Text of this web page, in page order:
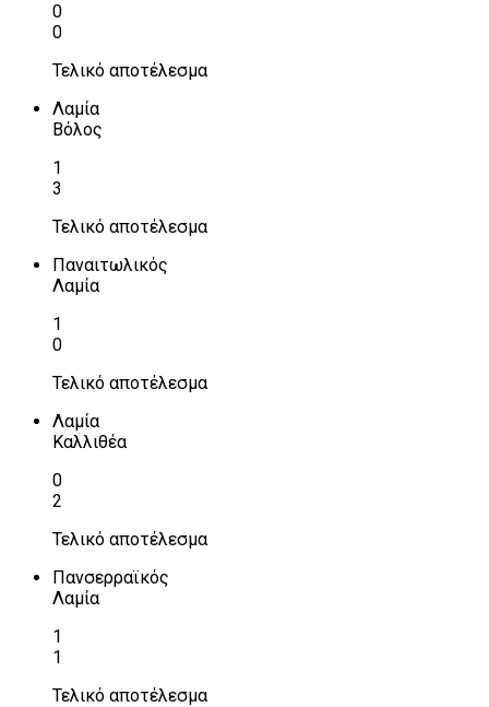
0
0
Τελικό αποτέλεσμα
Λαμία
Βόλος
1
3
Τελικό αποτέλεσμα
Παναιτωλικός
Λαμία
1
0
Τελικό αποτέλεσμα
Λαμία
Καλλιθέα
0
2
Τελικό αποτέλεσμα
Πανσερραϊκός
Λαμία
1
1
Τελικό αποτέλεσμα